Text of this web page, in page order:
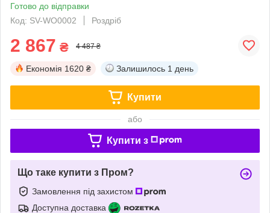
Готово до відправки
Код: SV-WO0002
Роздріб
2 867 ₴ 4 487 ₴
Економія 1620 ₴ Залишилось 1 день
Купити
або
Купити з
Що таке купити з Пром?
Замовлення під захистом
Доступна доставка